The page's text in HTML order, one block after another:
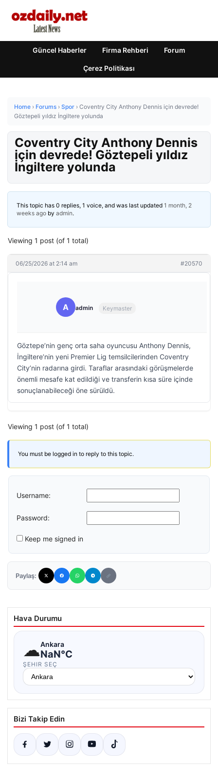
Güncel Haberler Firma Rehberi Forum
Çerez Politikası
Home › Forums › Spor › Coventry City Anthony Dennis için devrede!
Göztepeli yıldız İngiltere yolunda
Coventry City Anthony Dennis
için devrede! Göztepeli yıldız
İngiltere yolunda
This topic has 0 replies, 1 voice, and was last updated 1 month, 2
weeks ago by admin.
Viewing 1 post (of 1 total)
06/25/2026 at 2:14 am #20570
A admin Keymaster
Göztepe’nin genç orta saha oyuncusu Anthony Dennis,
İngiltere’nin yeni Premier Lig temsilcilerinden Coventry
City’nin radarına girdi. Taraflar arasındaki görüşmelerde
önemli mesafe kat edildiği ve transferin kısa süre içinde
sonuçlanabileceği öne sürüldü.
Viewing 1 post (of 1 total)
You must be logged in to reply to this topic.
Username:
Password:
Keep me signed in
Paylaş:
Hava Durumu
☁Ankara
NaN°C
ŞEHIR SEÇ
Bizi Takip Edin